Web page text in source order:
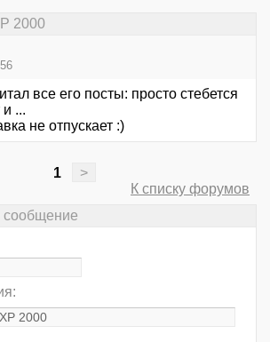
2000
все его посты: просто стебется
...
не отпускает :)
1
>
К списку форумов
сообщение